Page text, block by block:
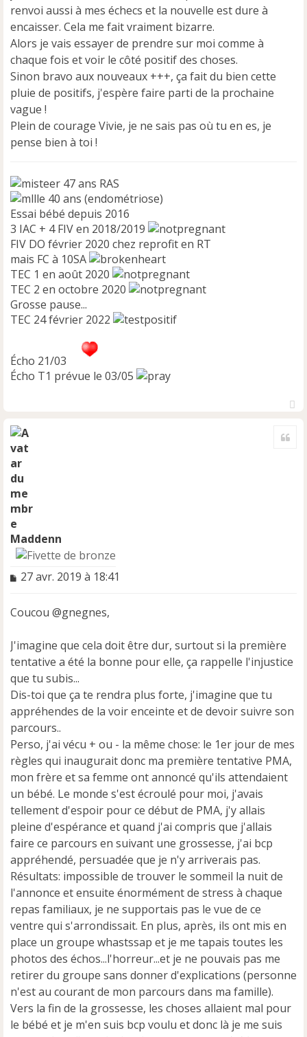
renvoi aussi à mes échecs et la nouvelle est dure à
encaisser. Cela me fait vraiment bizarre.
Alors je vais essayer de prendre sur moi comme à
chaque fois et voir le côté positif des choses.
Sinon bravo aux nouveaux +++, ça fait du bien cette
pluie de positifs, j'espère faire parti de la prochaine
vague !
Plein de courage Vivie, je ne sais pas où tu en es, je
pense bien à toi !
47 ans RAS
40 ans (endométriose)
Essai bébé depuis 2016
3 IAC + 4 FIV en 2018/2019
FIV DO février 2020 chez reprofit en RT
mais FC à 10SA
TEC 1 en août 2020
TEC 2 en octobre 2020
Grosse pause...
TEC 24 février 2022
Écho 21/03
Écho T1 prévue le 03/05
Maddenn
M
s
g
e
n
o
n
l
u
27 avr. 2019 à 18:41
Coucou @gnegnes,
J'imagine que cela doit être dur, surtout si la première
tentative a été la bonne pour elle, ça rappelle l'injustice
que tu subis...
Dis-toi que ça te rendra plus forte, j'imagine que tu
appréhendes de la voir enceinte et de devoir suivre son
parcours..
Perso, j'ai vécu + ou - la même chose: le 1er jour de mes
règles qui inaugurait donc ma première tentative PMA,
mon frère et sa femme ont annoncé qu'ils attendaient
un bébé. Le monde s'est écroulé pour moi, j'avais
tellement d'espoir pour ce début de PMA, j'y allais
pleine d'espérance et quand j'ai compris que j'allais
faire ce parcours en suivant une grossesse, j'ai bcp
appréhendé, persuadée que je n'y arriverais pas.
Résultats: impossible de trouver le sommeil la nuit de
l'annonce et ensuite énormément de stress à chaque
repas familiaux, je ne supportais pas le vue de ce
ventre qui s'arrondissait. En plus, après, ils ont mis en
place un groupe whastssap et je me tapais toutes les
photos des échos...l'horreur...et je ne pouvais pas me
retirer du groupe sans donner d'explications (personne
n'est au courant de mon parcours dans ma famille).
Vers la fin de la grossesse, les choses allaient mal pour
le bébé et je m'en suis bcp voulu et donc là je me suis